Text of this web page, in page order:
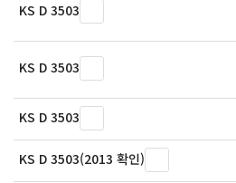
KS D 3503
KS D 3503
KS D 3503
KS D 3503(2013 확인)